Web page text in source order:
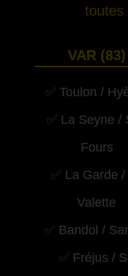
toutes
VAR (83)
✅ Toulon /
✅ La Seyne /
Fours
✅ La Garde /
Valette
✅ Bandol /
✅ Fréjus /